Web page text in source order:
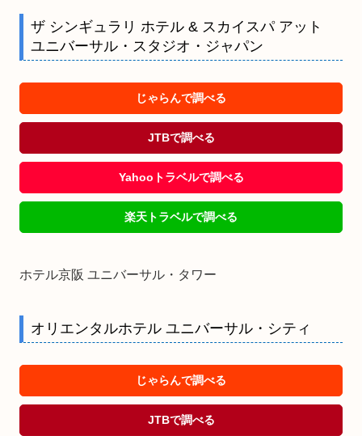
ザ シンギュラリ ホテル & スカイスパ アット
ユニバーサル・スタジオ・ジャパン
じゃらんで調べる
JTBで調べる
Yahooトラベルで調べる
楽天トラベルで調べる
ホテル京阪 ユニバーサル・タワー
オリエンタルホテル ユニバーサル・シティ
じゃらんで調べる
JTBで調べる